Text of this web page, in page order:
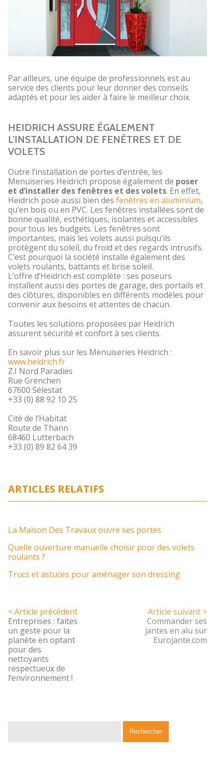
Par ailleurs, une équipe de professionnels est au
service des clients pour leur donner des conseils
adaptés et pour les aider à faire le meilleur choix.
HEIDRICH ASSURE ÉGALEMENT
L’INSTALLATION DE FENÊTRES ET DE
VOLETS
Outre l’installation de portes d’entrée, les
Menuiseries Heidrich propose également de poser
et d’installer des fenêtres et des volets. En effet,
Heidrich pose aussi bien des fenêtres en aluminium,
qu’en bois ou en PVC. Les fenêtres installées sont de
bonne qualité, esthétiques, isolantes et accessibles
pour tous les budgets. Les fenêtres sont
importantes, mais les volets aussi puisqu’ils
protègent du soleil, du froid et des regards intrusifs.
C’est pourquoi la société installe également des
volets roulants, battants et brise soleil.
L’offre d’Heidrich est complète : ses poseurs
installent aussi des portes de garage, des portails et
des clôtures, disponibles en différents modèles pour
convenir aux besoins et attentes de chacun.
Toutes les solutions proposées par Heidrich
assurent sécurité et confort à ses clients.
En savoir plus sur les Menuiseries Heidrich :
www.heidrich.fr
Z.I Nord Paradies
Rue Grenchen
67600 Sélestat
+33 (0) 88 92 10 25
Cité de l’Habitat
Route de Thann
68460 Lutterbach
+33 (0) 89 82 64 39
ARTICLES RELATIFS
La Maison Des Travaux ouvre ses portes
Quelle ouverture manuelle choisir pour des volets
roulants ?
Trucs et astuces pour aménager son dressing
< Article précédent
Entreprises : faites
un geste pour la
planète en optant
pour des
nettoyants
respectueux de
l’environnement !
Article suivant >
Commander ses
jantes en alu sur
Eurojante.com